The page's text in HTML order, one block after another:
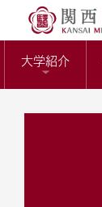
大学紹介